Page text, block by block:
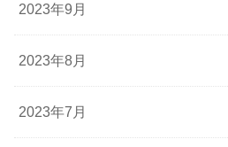
2023年9月
2023年8月
2023年7月